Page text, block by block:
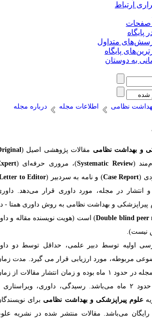
ارتباط
متداول
پایگاه
به دوستان
نظامی اطلاعات مجله درباره مجله
و بهداشت نظامی مقالات پژوهشی اصیل (Original
(
Systematic Review)، مروری حرفه‌­ای ( Expert
(
Case Report) و نامه به سردبیر ( Letter to Editor
)
در مجله، مورد داوری قرار می‌دهد. داوری
و بهداشت نظامی به روش داوری همتا - دو
Double blind) است (هویت نویسنده مقاله و داور
اولیه توسط دبیر علمی، حداقل توسط دو داور
مربوطه، مورد ارزیابی قرار می گیرد. مدت زمان
داوری مقالات در این مجله در حدود ۱ ماه بوده و زمان انتشار مقالات از زمان
.رسیدگی، داوری، ویراستاری و
علوم پیراپزشکی و بهداشت نظامیبرای نویسندگان
می‌باشد. مقالات منتشر شده در نشریه علوم